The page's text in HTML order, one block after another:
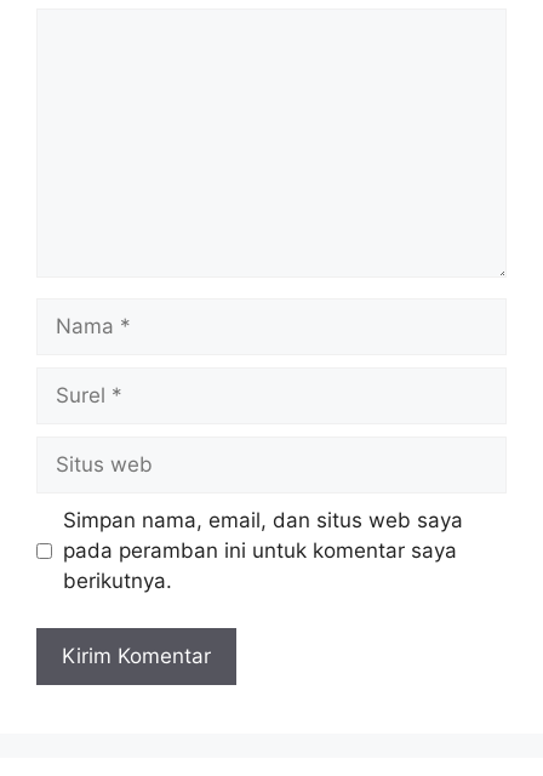
Nama
Surel
Situs
web
Simpan nama, email, dan situs web saya
pada peramban ini untuk komentar saya
berikutnya.